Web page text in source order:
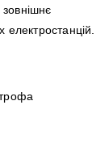
зовнішнє